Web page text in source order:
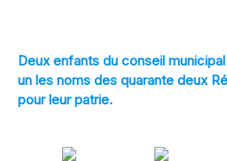
Deux enfants du conseil
un les noms des quarante deux
pour leur patrie.